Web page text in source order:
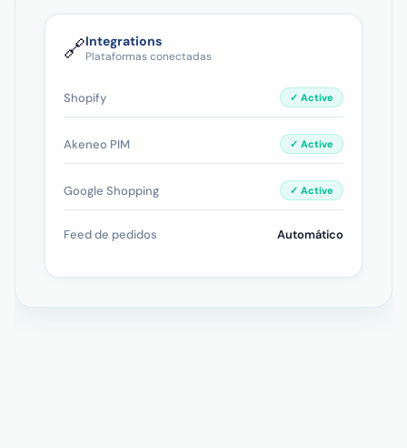
🔗Integrations
Plataformas conectadas
Shopify ✓ Active
Akeneo PIM ✓ Active
Google Shopping ✓ Active
Feed de pedidos Automático